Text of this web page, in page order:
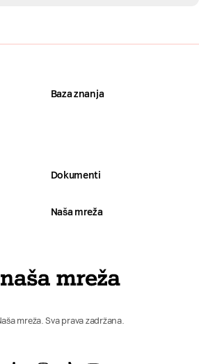
Baza znanja
Dokumenti
Naša mreža
mreža. Sva prava zadržana.